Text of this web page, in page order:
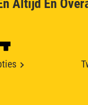
Altijd En